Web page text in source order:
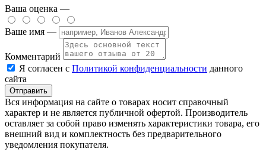
Ваша оценка —
Ваше имя —
Комментарий
Я согласен с Политикой конфиденциальности данного
сайта
Вся информация на сайте о товарах носит справочный
характер и не является публичной офертой. Производитель
оставляет за собой право изменять характеристики товара, его
внешний вид и комплектность без предварительного
уведомления покупателя.